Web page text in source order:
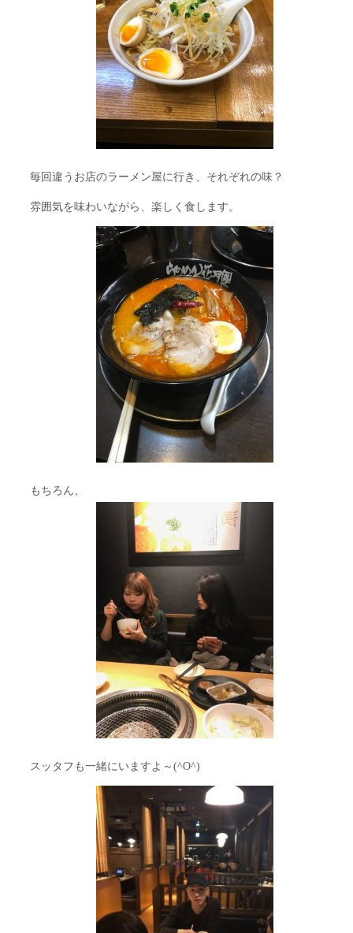
毎回違うお店のラーメン屋に行き、それぞれの味？
雰囲気を味わいながら、楽しく食します。
もちろん、
スッタフも一緒にいますよ～(^O^)